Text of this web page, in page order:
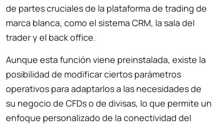
de partes cruciales de la plataforma de trading de
marca blanca, como el sistema CRM, la sala del
trader y el back office.
Aunque esta función viene preinstalada, existe la
posibilidad de modificar ciertos parámetros
operativos para adaptarlos a las necesidades de
su negocio de CFDs o de divisas, lo que permite un
enfoque personalizado de la conectividad del